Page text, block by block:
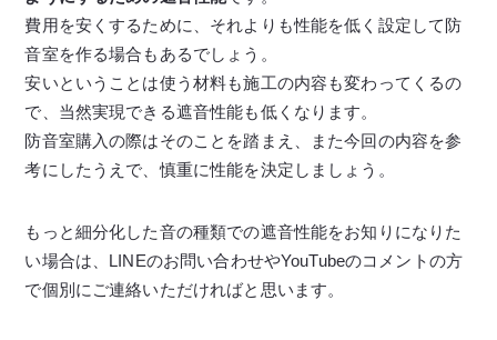
費用を安くするために、それよりも性能を低く設定して防
音室を作る場合もあるでしょう。
安いということは使う材料も施工の内容も変わってくるの
で、当然実現できる遮音性能も低くなります。
防音室購入の際はそのことを踏まえ、また今回の内容を参
考にしたうえで、慎重に性能を決定しましょう。
もっと細分化した音の種類での遮音性能をお知りになりた
い場合は、LINEのお問い合わせやYouTubeのコメントの方
で個別にご連絡いただければと思います。